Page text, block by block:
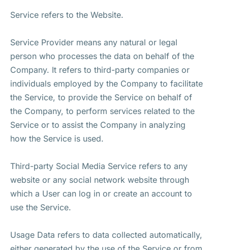
Service refers to the Website.
Service Provider means any natural or legal
person who processes the data on behalf of the
Company. It refers to third-party companies or
individuals employed by the Company to facilitate
the Service, to provide the Service on behalf of
the Company, to perform services related to the
Service or to assist the Company in analyzing
how the Service is used.
Third-party Social Media Service refers to any
website or any social network website through
which a User can log in or create an account to
use the Service.
Usage Data refers to data collected automatically,